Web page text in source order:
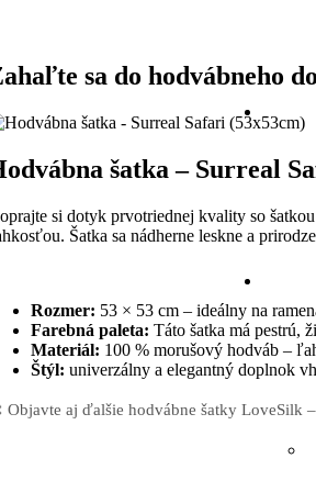
sa do hodvábneho
šatka – Surreal
si dotyk prvotriednej kvality so šatkou
Šatka sa nádherne leskne a
Rozmer: 53 × 53 cm – ideálny na
Farebná paleta: Táto šatka má pestrú,
Materiál: 100 % morušový hodváb –
Štýl: univerzálny a elegantný doplnok
Objavte aj ďalšie hodvábne šatky LoveSilk